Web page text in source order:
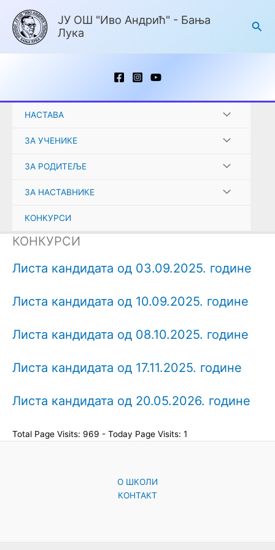
садржај
ЈУ ОШ "Иво Андрић" - Бања
Лука
НАСТАВА
ЗА УЧЕНИКЕ
ЗА РОДИТЕЉЕ
ЗА НАСТАВНИКЕ
КОНКУРСИ
КОНКУРСИ
Листа кандидата од 03.09.2025. године
Листа кандидата од 10.09.2025. године
Листа кандидата од 08.10.2025. године
Листа кандидата од 17.11.2025. године
Листа кандидата од 20.05.2026. године
Total Page Visits: 969 - Today Page Visits: 1
O ШКОЛИ
КОНТАКТ